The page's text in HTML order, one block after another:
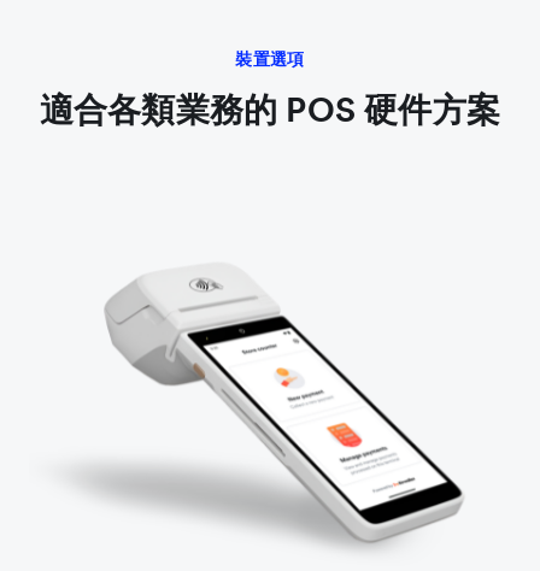
裝置選項
適合各類業務的 POS 硬件方案